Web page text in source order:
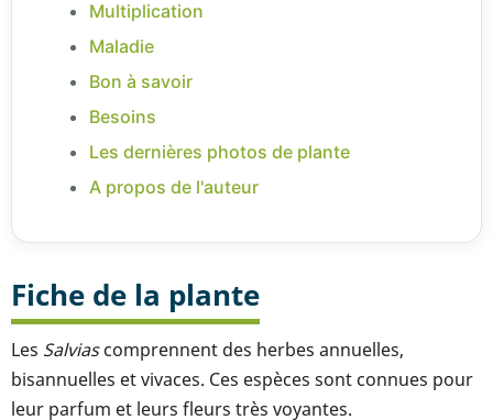
Multiplication
Maladie
Bon à savoir
Besoins
Les dernières photos de plante
A propos de l'auteur
Fiche de la plante
Les Salviascomprennent des herbes annuelles,
bisannuelles et vivaces. Ces espèces sont connues pour
leur parfum et leurs fleurs très voyantes.